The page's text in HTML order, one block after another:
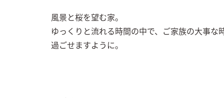
風景と桜を望む家。
ゆっくりと流れる時間の中で、ご家族の大事な
過ごせますように。